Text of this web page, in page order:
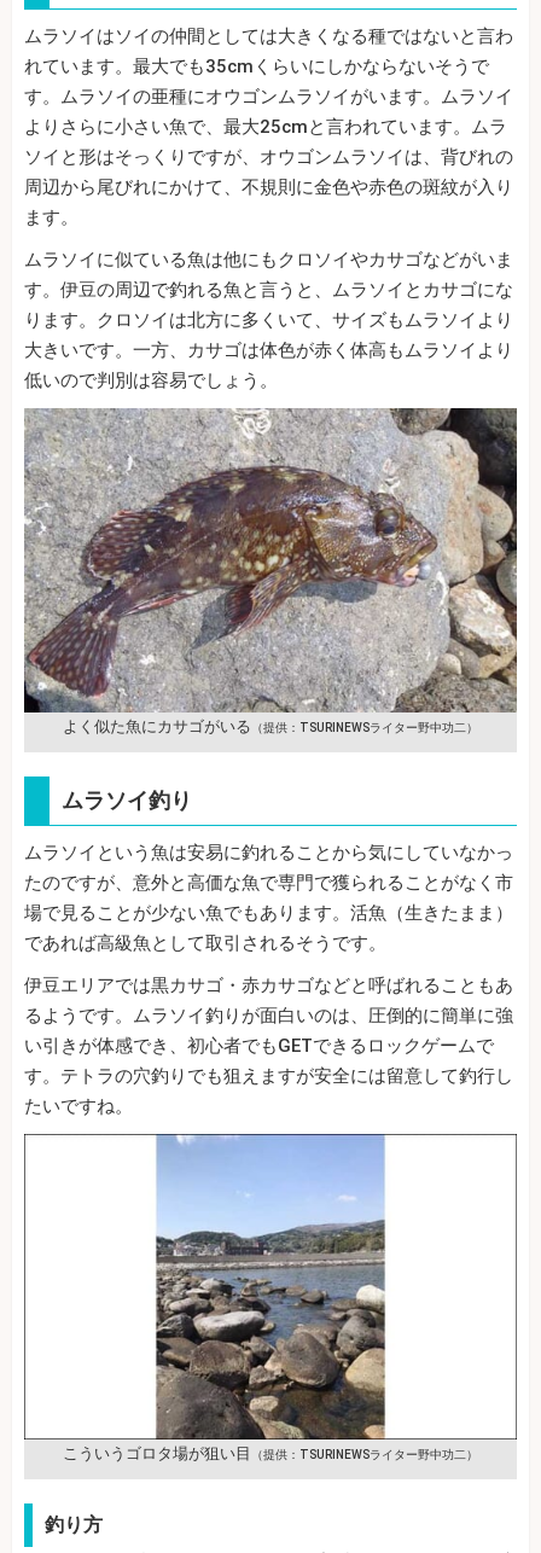
ムラソイはソイの仲間としては大きくなる種ではないと言わ
れています。最大でも35cmくらいにしかならないそうで
す。ムラソイの亜種にオウゴンムラソイがいます。ムラソイ
よりさらに小さい魚で、最大25cmと言われています。ムラ
ソイと形はそっくりですが、オウゴンムラソイは、背びれの
周辺から尾びれにかけて、不規則に金色や赤色の斑紋が入り
ます。
ムラソイに似ている魚は他にもクロソイやカサゴなどがいま
す。伊豆の周辺で釣れる魚と言うと、ムラソイとカサゴにな
ります。クロソイは北方に多くいて、サイズもムラソイより
大きいです。一方、カサゴは体色が赤く体高もムラソイより
低いので判別は容易でしょう。
よく似た魚にカサゴがいる （提供：TSURINEWSライター野中功二）
ムラソイ釣り
ムラソイという魚は安易に釣れることから気にしていなかっ
たのですが、意外と高価な魚で専門で獲られることがなく市
場で見ることが少ない魚でもあります。活魚（生きたまま）
であれば高級魚として取引されるそうです。
伊豆エリアでは黒カサゴ・赤カサゴなどと呼ばれることもあ
るようです。ムラソイ釣りが面白いのは、圧倒的に簡単に強
い引きが体感でき、初心者でもGETできるロックゲームで
す。テトラの穴釣りでも狙えますが安全には留意して釣行し
たいですね。
こういうゴロタ場が狙い目 （提供：TSURINEWSライター野中功二）
釣り方